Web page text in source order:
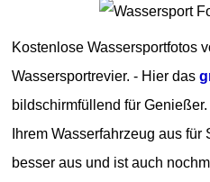
Kostenlose Wassersportfotos
Wassersportrevier. - Hier das
bildschirmfüllend für
Ihrem Wasserfahrzeug aus
besser aus und ist auch